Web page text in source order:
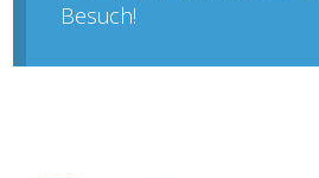
Besuch!